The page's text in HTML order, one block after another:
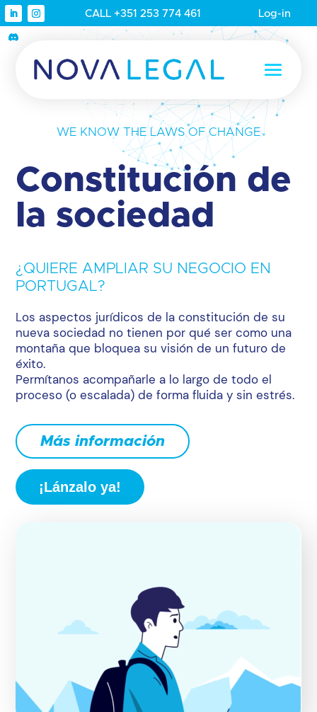
CALL +351 253 774 461 Log-in
WE KNOW THE LAWS OF CHANGE
Constitución de
la sociedad
¿QUIERE AMPLIAR SU NEGOCIO EN
PORTUGAL?
Los aspectos jurídicos de la constitución de su
nueva sociedad no tienen por qué ser como una
montaña que bloquea su visión de un futuro de
éxito.
Permítanos acompañarle a lo largo de todo el
proceso (o escalada) de forma fluida y sin estrés.
Más información
¡Lánzalo ya!